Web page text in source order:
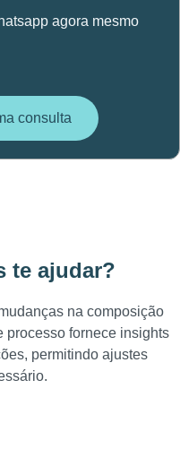
agora mesmo
consulta
te ajudar?
na composição
processo fornece insights
permitindo ajustes